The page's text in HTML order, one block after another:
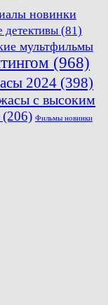
новинки
детективы (81)
мультфильмы
(968)
2024 (398)
с высоким
(206) Фильмы новинки